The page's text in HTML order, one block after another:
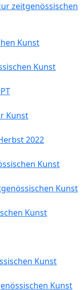
zeitgenössischen
Kunst
Kunst
Kunst
2022
Kunst
Kunst
Kunst
Kunst
Kunst